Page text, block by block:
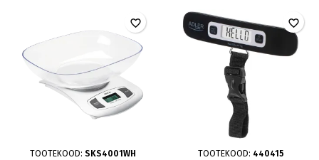
TOOTEKOOD: SKS4001WH
favorite_border
TOOTEKOOD: 440415
favorite_border